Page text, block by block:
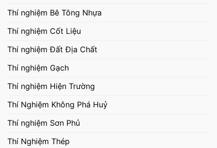
Thí nghiệm Bê Tông Nhựa
Thí nghiệm Cốt Liệu
Thí nghiệm Đất Địa Chất
Thí nghiệm Gạch
Thí nghiệm Hiện Trường
Thí Nghiệm Không Phá Huỷ
Thí nghiệm Sơn Phủ
Thí Nghiệm Thép